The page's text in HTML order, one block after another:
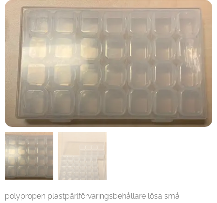
polypropen plastpärlförvaringsbehållare lösa små